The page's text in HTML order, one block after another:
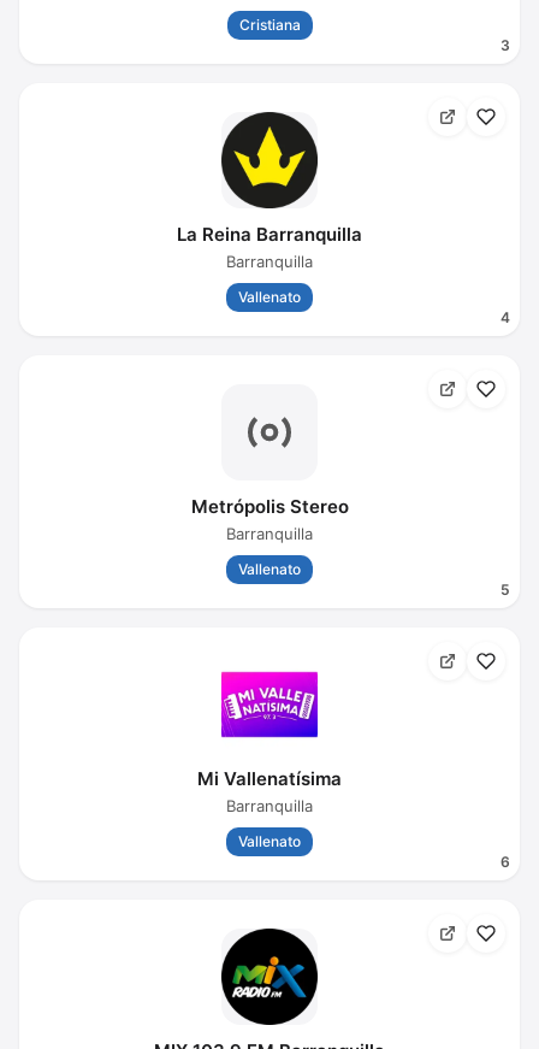
3
Cristiana
4
La Reina Barranquilla
Barranquilla
Vallenato
5
Metrópolis Stereo
Barranquilla
Vallenato
6
Mi Vallenatísima
Barranquilla
Vallenato